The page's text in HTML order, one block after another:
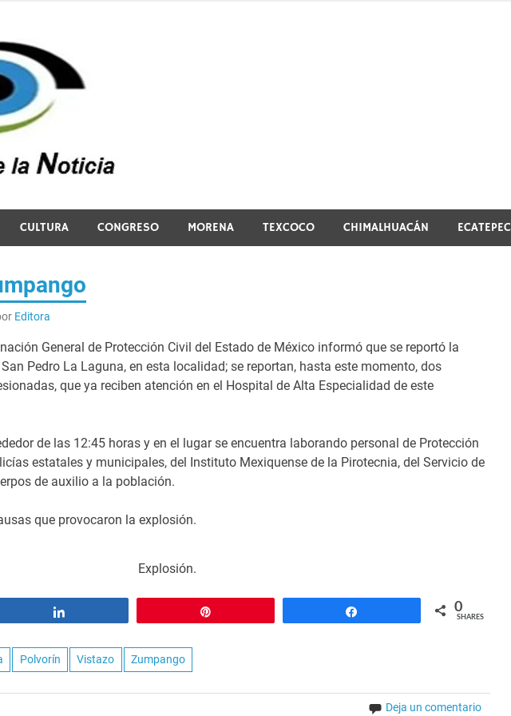
CULTURA CONGRESO MORENA TEXCOCO CHIMALHUACÁN ECATEPEC
Editora
General de Protección Civil del Estado de México informó que se reportó la
Pedro La Laguna, en esta localidad; se reportan, hasta este momento, dos
que ya reciben atención en el Hospital de Alta Especialidad de este
de las 12:45 horas y en el lugar se encuentra laborando personal de Protección
estatales y municipales, del Instituto Mexiquense de la Pirotecnia, del Servicio de
de auxilio a la población.
que provocaron la explosión.
Explosión.
0
SHARES
Polvorín Vistazo Zumpango
Deja un comentario